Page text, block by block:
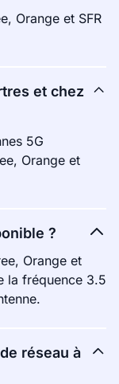
Orange et SFR
et chez
5G
Orange et
?
Orange et
la fréquence 3.5
réseau à